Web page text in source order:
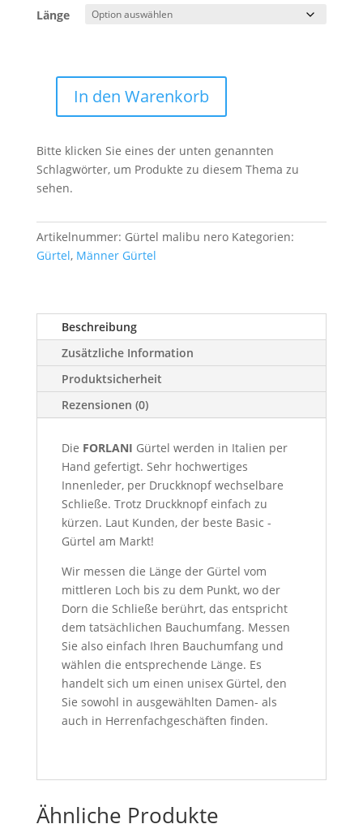
Länge
MALIBU
Menge
In den Warenkorb
Bitte klicken Sie eines der unten genannten
Schlagwörter, um Produkte zu diesem Thema zu
sehen.
Artikelnummer: Gürtel malibu nero Kategorien:
Gürtel, Männer Gürtel
Beschreibung
Zusätzliche Information
Produktsicherheit
Rezensionen (0)
Die FORLANI Gürtel werden in Italien per
Hand gefertigt. Sehr hochwertiges
Innenleder, per Druckknopf wechselbare
Schließe. Trotz Druckknopf einfach zu
kürzen. Laut Kunden, der beste Basic -
Gürtel am Markt!
Wir messen die Länge der Gürtel vom
mittleren Loch bis zu dem Punkt, wo der
Dorn die Schließe berührt, das entspricht
dem tatsächlichen Bauchumfang. Messen
Sie also einfach Ihren Bauchumfang und
wählen die entsprechende Länge. Es
handelt sich um einen unisex Gürtel, den
Sie sowohl in ausgewählten Damen- als
auch in Herrenfachgeschäften finden.
Ähnliche Produkte